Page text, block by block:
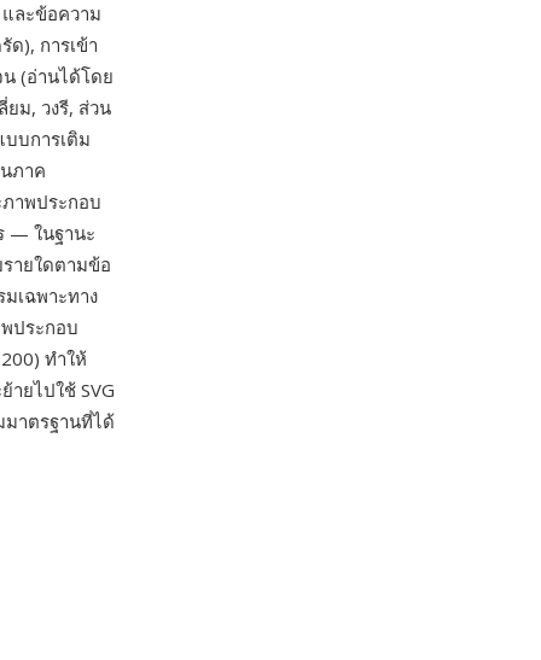
ละข้อความ
ด), การเข้า
(อ่านได้โดย
ม, วงรี, ส่วน
บการเติม
ภาค
าพประกอบ
— ในฐานะ
ายใดตามข้อ
เฉพาะทาง
ประกอบ
ทำให้
ายไปใช้ SVG
มาตรฐานที่ได้